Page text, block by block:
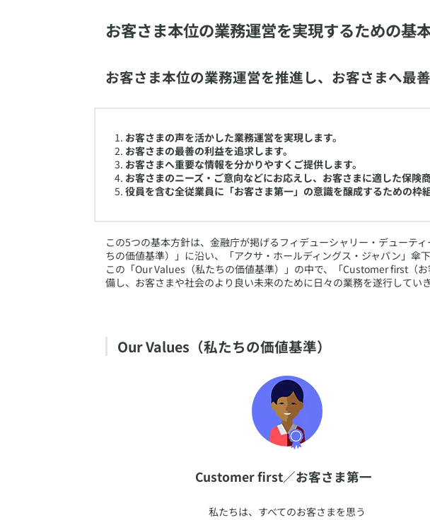
お客さま本位の業務運営を実現するための基
お客さま本位の業務運営を推進し、お客さまへ最
お客さまの声を活かした業務運営を実現します。
お客さまの最善の利益を追求します。
お客さまへ重要な情報を分かりやすくご提供します。
お客さまのニーズ・ご意向などにお応えし、お客さまに適した保険
役員を含む全従業員に「お客さま第一」の意識を醸成するための枠
この5つの基本方針は、金融庁が掲げるフィデューシャリー・デューテ
ちの価値基準）」に沿い、「アクサ・ホールディングス・ジャパン」傘
この「Our Values（私たちの価値基準）」の中で、「Customer first（
備し、お客さまや社会のより良い未来のために日々の業務を遂行していき
Our Values（私たちの価値基準）
​Customer first／お客さま第一
​私たちは、すべてのお客さまを思う